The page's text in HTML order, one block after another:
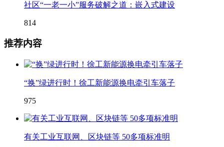
社区“一老一小”服务破解之道：嵌入式建设
814
推荐内容
“换”绿进行时！徐工新能源换电牵引车落子
975
有关工业互联网、区块链等 50多项标准明